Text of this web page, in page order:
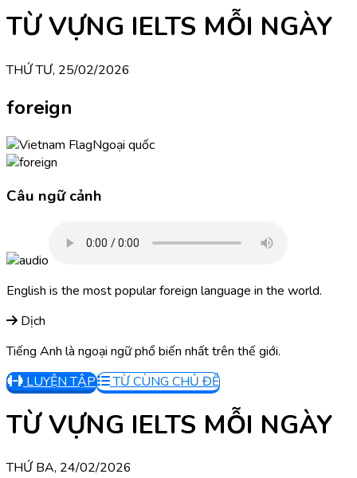
TỪ VỰNG IELTS MỖI NGÀY
THỨ TƯ, 25/02/2026
foreign
Ngoại quốc
Câu ngữ cảnh
English is the most popular foreign language in the world.
Dịch
Tiếng Anh là ngoại ngữ phổ biến nhất trên thế giới.
LUYỆN TẬP
TỪ CÙNG CHỦ ĐỀ
TỪ VỰNG IELTS MỖI NGÀY
THỨ BA, 24/02/2026